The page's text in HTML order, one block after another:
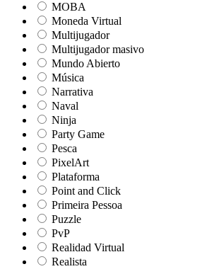
MOBA
Moneda Virtual
Multijugador
Multijugador masivo
Mundo Abierto
Música
Narrativa
Naval
Ninja
Party Game
Pesca
PixelArt
Plataforma
Point and Click
Primeira Pessoa
Puzzle
PvP
Realidad Virtual
Realista